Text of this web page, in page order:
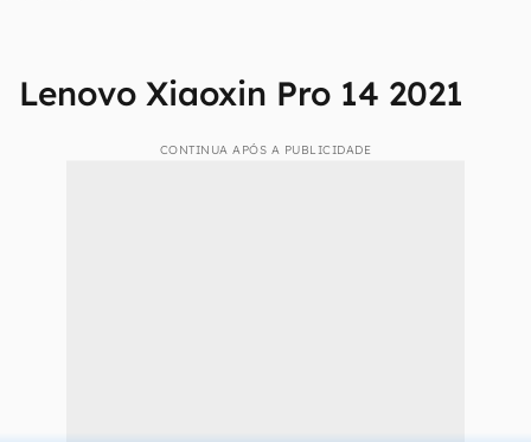
A bateria do notebook tem 50 Wh, e um
carregador PD de 65 W acompanha o produto